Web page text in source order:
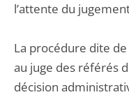
l’attente du
La procédure dite
au juge des référés
décision